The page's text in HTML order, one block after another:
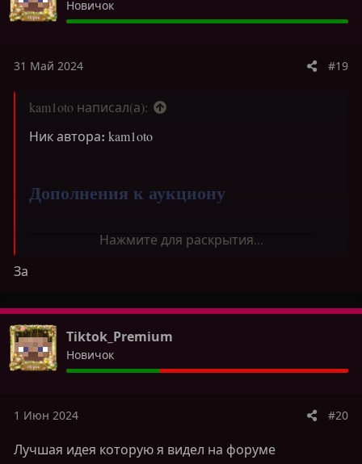
и
:
Новичок
31 Май 2024 #19
kam1oto написал(а):
Ник автора: kam1oto
Дополнения к аукциону
────────────────────────────────
1.Авто оповещения о возможности
перевыставить ваши товары на
(toggle)
отображение ника продавца
3.Добавление команды с помощью которой
Нажмите для раскрытия...
За
Tiktok_Premium
Новичок
1 Июн 2024 #20
Лучшая идея которую я видел на форуме